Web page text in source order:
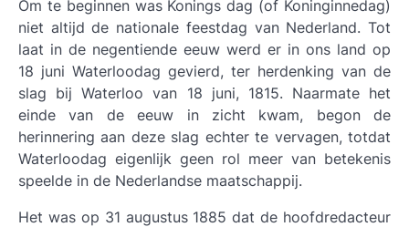
Om te beginnen was Konings dag (of Koninginnedag)
niet altijd de nationale feestdag van Nederland. Tot
laat in de negentiende eeuw werd er in ons land op
18 juni Waterloodag gevierd, ter herdenking van de
slag bij Waterloo van 18 juni, 1815. Naarmate het
einde van de eeuw in zicht kwam, begon de
herinnering aan deze slag echter te vervagen, totdat
Waterloodag eigenlijk geen rol meer van betekenis
speelde in de Nederlandse maatschappij.
Het was op 31 augustus 1885 dat de hoofdredacteur